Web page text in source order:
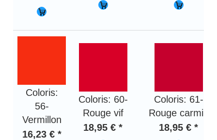
Coloris:
56-
Vermillon
16,23 € *
Coloris: 60-
Rouge vif
18,95 € *
Coloris: 61-
Rouge carmin
18,95 € *